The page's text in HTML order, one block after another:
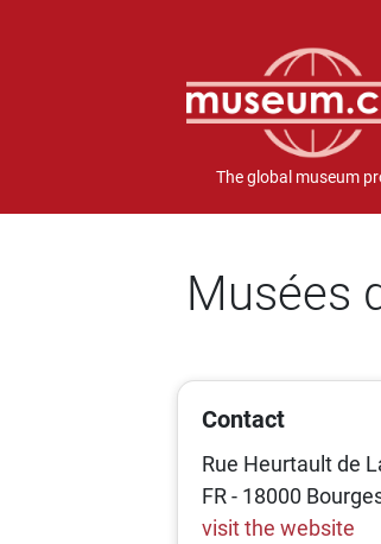
The global museum
Musées
Contact
Rue Heurtault de
FR - 18000
visit the website